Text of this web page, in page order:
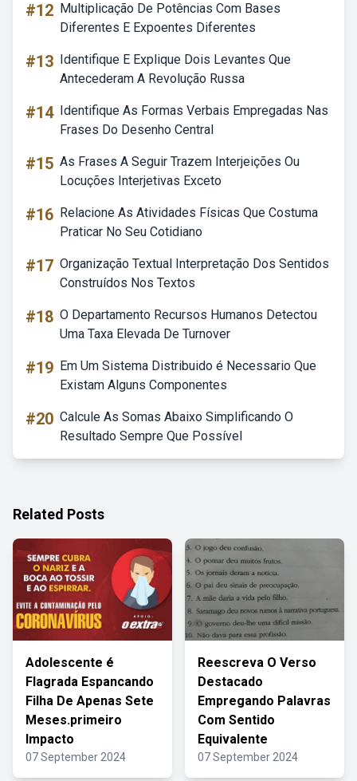
#12 Multiplicação De Potências Com Bases
Diferentes E Expoentes Diferentes
#13 Identifique E Explique Dois Levantes Que
Antecederam A Revolução Russa
#14 Identifique As Formas Verbais Empregadas Nas
Frases Do Desenho Central
#15 As Frases A Seguir Trazem Interjeições Ou
Locuções Interjetivas Exceto
#16 Relacione As Atividades Físicas Que Costuma
Praticar No Seu Cotidiano
#17 Organização Textual Interpretação Dos Sentidos
Construídos Nos Textos
#18 O Departamento Recursos Humanos Detectou
Uma Taxa Elevada De Turnover
#19 Em Um Sistema Distribuido é Necessario Que
Existam Alguns Componentes
#20 Calcule As Somas Abaixo Simplificando O
Resultado Sempre Que Possível
Related Posts
Adolescente é
Flagrada Espancando
Filha De Apenas Sete
Meses.primeiro
Impacto
07 September 2024
Reescreva O Verso
Destacado
Empregando Palavras
Com Sentido
Equivalente
07 September 2024